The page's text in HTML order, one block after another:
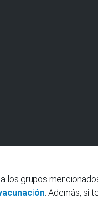
los grupos
. Además, si